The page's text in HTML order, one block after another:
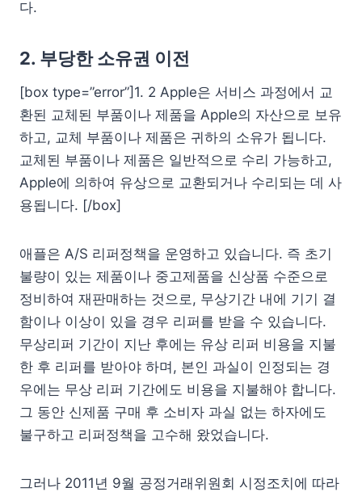
다.
2. 부당한 소유권 이전
[box type=”error”]1. 2 Apple은 서비스 과정에서 교
환된 교체된 부품이나 제품을 Apple의 자산으로 보유
하고, 교체 부품이나 제품은 귀하의 소유가 됩니다.
교체된 부품이나 제품은 일반적으로 수리 가능하고,
Apple에 의하여 유상으로 교환되거나 수리되는 데 사
용됩니다. [/box]
애플은 A/S 리퍼정책을 운영하고 있습니다. 즉 초기
불량이 있는 제품이나 중고제품을 신상품 수준으로
정비하여 재판매하는 것으로, 무상기간 내에 기기 결
함이나 이상이 있을 경우 리퍼를 받을 수 있습니다.
무상리퍼 기간이 지난 후에는 유상 리퍼 비용을 지불
한 후 리퍼를 받아야 하며, 본인 과실이 인정되는 경
우에는 무상 리퍼 기간에도 비용을 지불해야 합니다.
그 동안 신제품 구매 후 소비자 과실 없는 하자에도
불구하고 리퍼정책을 고수해 왔었습니다.
그러나 2011년 9월 공정거래위원회 시정조치에 따라